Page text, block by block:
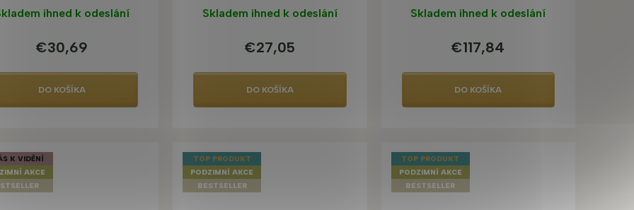
ihned k odeslání
€30,69
DO KOŠÍKA
Skladem ihned k odeslání
€27,05
DO KOŠÍKA
Skladem ihned k odeslání
€117,84
DO KOŠÍKA
K VIDĚNÍ
AKCE
TOP PRODUKT
PODZIMNÍ AKCE
BESTSELLER
TOP PRODUKT
PODZIMNÍ AKCE
BESTSELLER